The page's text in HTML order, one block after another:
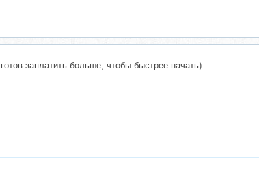
заплатить больше, чтобы быстрее начать)